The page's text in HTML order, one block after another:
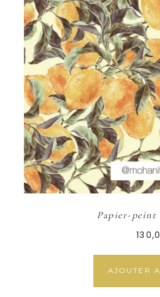
Papier-peint
AJOUTER